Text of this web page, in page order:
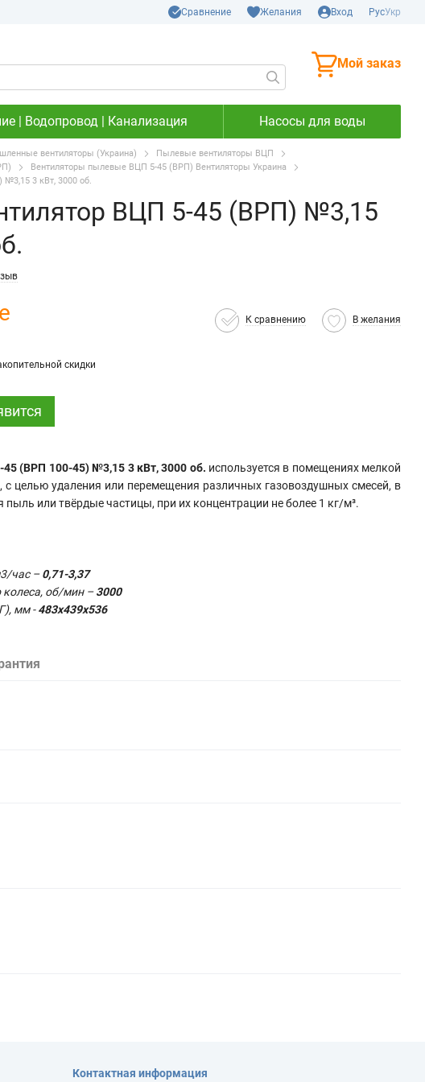
Сравнение Желания Вход РусУкр
Мой заказ
| Водопровод | Канализация Насосы для воды
вентиляторы (Украина)
Пылевые вентиляторы ВЦП
Вентиляторы пылевые ВЦП 5-45 (ВРП) Вентиляторы Украина
3 кВт, 3000 об.
ВЦП 5-45 (ВРП) №3,15
К сравнению В желания
скидки
(ВРП 100-45) №3,15 3 кВт, 3000 об. используется в помещениях мелкой
целью удаления или перемещения различных газовоздушных смесей, в
или твёрдые частицы, при их концентрации не более 1 кг/м³.
час –0,71-3,37
колеса, об/мин –3000
мм -483х439х536
Контактная информация